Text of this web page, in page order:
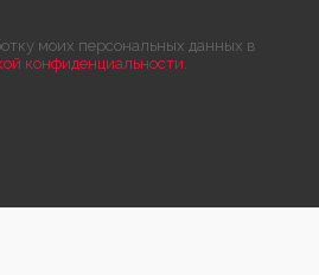
моих персональных данных в
конфиденциальности.